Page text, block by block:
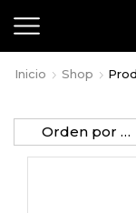
Inicio Shop